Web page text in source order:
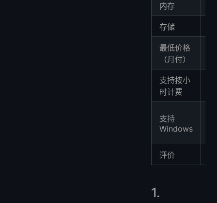
内存
存储
最低价格
（月付）
支持按小
时计费
支持
Windows
评价
1.